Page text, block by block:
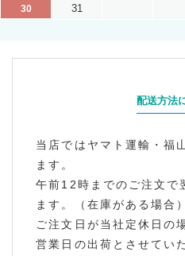
30
31
配送方法
当店ではヤマト運輸・福
ます。
午前12時までのご注文で
ます。（在庫がある場合）
ご注文日が当社定休日の
営業日の出荷とさせてい